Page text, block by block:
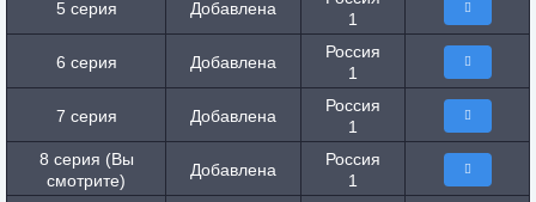
5 серия Добавлена
1
6 серия Добавлена
Россия
1
7 серия Добавлена
Россия
1
8 серия (Вы
смотрите)
Добавлена
Россия
1